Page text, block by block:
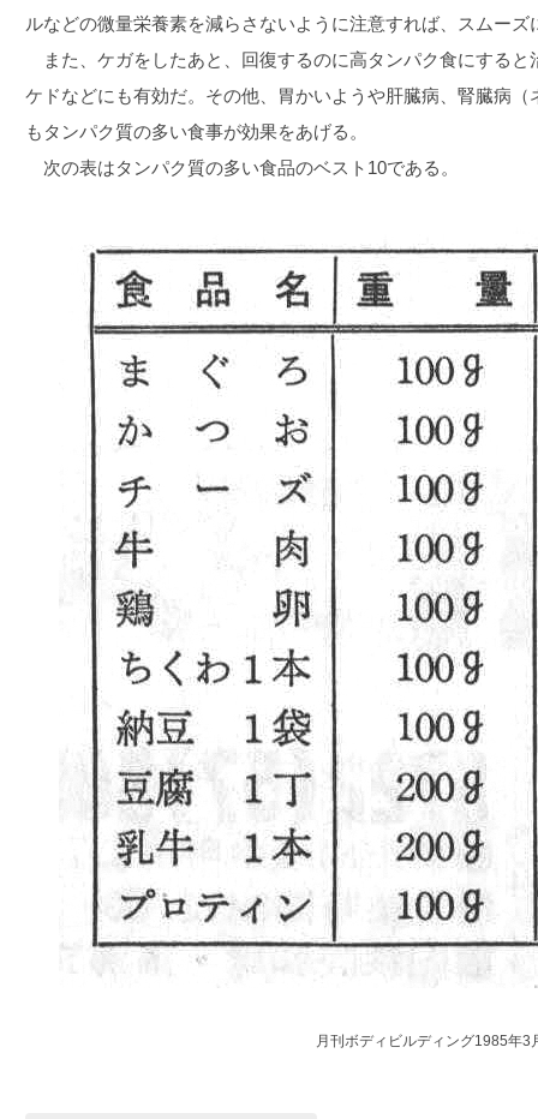
ルなどの微量栄養素を減らさないように注意すれば、スムー
また、ケガをしたあと、回復するのに高タンパク食にすると
ケドなどにも有効だ。その他、胃かいようや肝臓病、腎臓病
もタンパク質の多い食事が効果をあげる。
次の表はタンパク質の多い食品のベスト10である。
月刊ボディビルディング1985年3